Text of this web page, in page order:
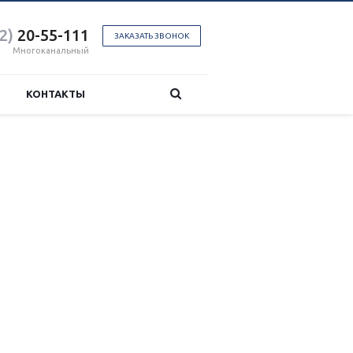
ЗАКАЗАТЬ ЗВОНОК
20-55-111
Многоканальный
КОНТАКТЫ